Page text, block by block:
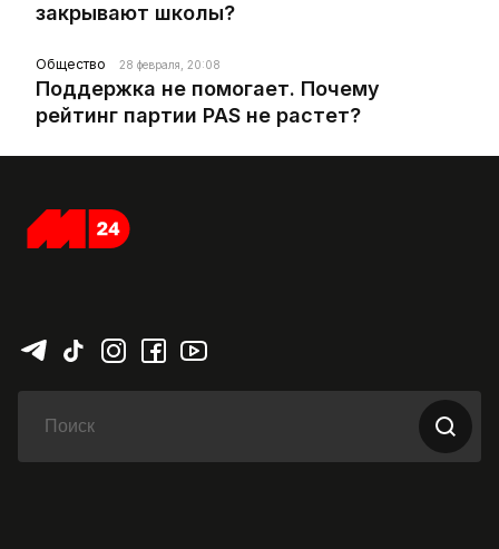
закрывают школы?
Общество 28 февраля, 20:08
Поддержка не помогает. Почему
рейтинг партии PAS не растет?